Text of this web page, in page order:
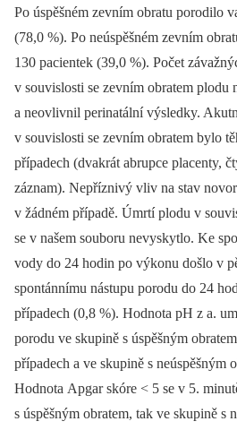
Po úspěšném zevním obratu porodilo
(78,0 %). Po neúspěšném zevním
130 pacientek (39,0 %). Počet
v souvislosti se zevním obratem plodu
a neovlivnil perinatální výsledky.
v souvislosti se zevním obratem bylo
případech (dvakrát abrupce placenty,
záznam). Nepříznivý vliv na stav
v žádném případě. Úmrtí plodu v
se v našem souboru nevyskytlo. Ke
vody do 24 hodin po výkonu došlo v
spontánnímu nástupu porodu do 24
případech (0,8 %). Hodnota pH z a.
porodu ve skupině s úspěšným
případech a ve skupině s neúspěšným
Hodnota Apgar skóre < 5 se v 5.
s úspěšným obratem, tak ve skupině s